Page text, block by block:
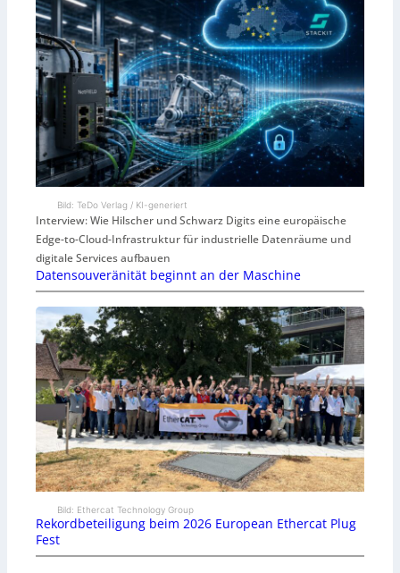
Bild: TeDo Verlag / KI-generiert
Interview: Wie Hilscher und Schwarz Digits eine europäische
Edge-to-Cloud-Infrastruktur für industrielle Datenräume und
digitale Services aufbauen
Datensouveränität beginnt an der Maschine
Bild: Ethercat Technology Group
Rekordbeteiligung beim 2026 European Ethercat Plug
Fest